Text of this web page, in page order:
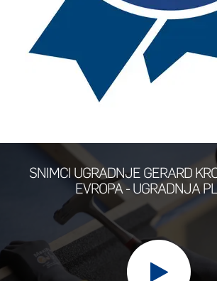
SNIMCI UGRADNJE GERARD
EVROPA - UGRADNJA